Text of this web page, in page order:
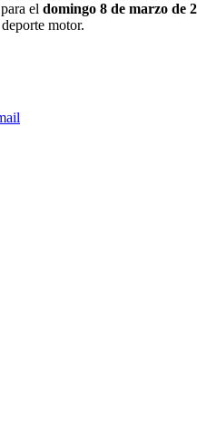
el domingo 8 de marzo de
motor.